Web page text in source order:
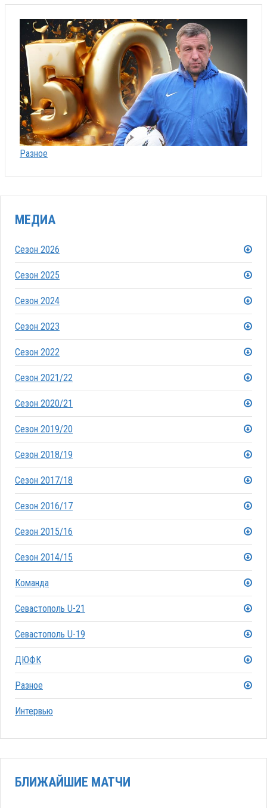
Разное
МЕДИА
Сезон 2026
Сезон 2025
Сезон 2024
Сезон 2023
Сезон 2022
Сезон 2021/22
Сезон 2020/21
Сезон 2019/20
Сезон 2018/19
Сезон 2017/18
Сезон 2016/17
Сезон 2015/16
Сезон 2014/15
Команда
Севастополь U-21
Севастополь U-19
ДЮФК
Разное
Интервью
БЛИЖАЙШИЕ МАТЧИ